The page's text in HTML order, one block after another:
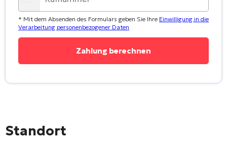
* Mit dem Absenden des Formulars geben Sie Ihre Einwilligung in die
Verarbeitung personenbezogener Daten
Standort